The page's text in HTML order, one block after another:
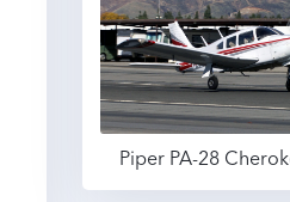
Piper PA-28